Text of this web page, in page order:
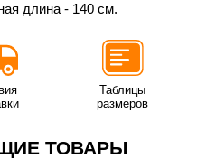
длина - 140 см.
Таблицы
размеров
ТОВАРЫ